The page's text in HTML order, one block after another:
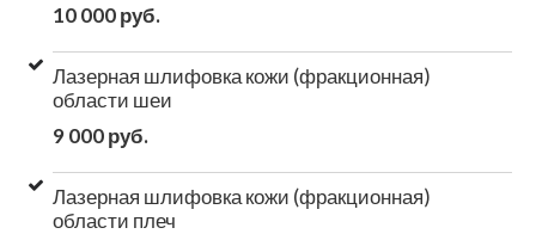
10 000 руб.
Лазерная шлифовка кожи (фракционная)
области шеи
9 000 руб.
Лазерная шлифовка кожи (фракционная)
области плеч